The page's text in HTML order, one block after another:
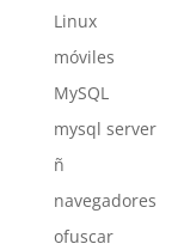
Linux
móviles
MySQL
mysql server
ñ
navegadores
ofuscar